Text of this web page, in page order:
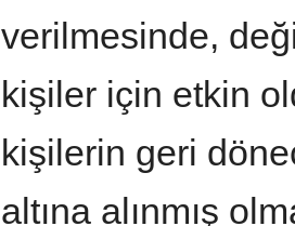
verilmesinde,
kişiler için etkin
kişilerin geri
altına alınmış